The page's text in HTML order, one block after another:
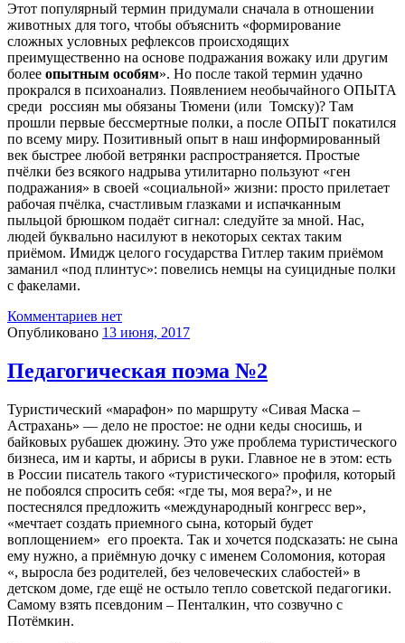
Этот популярный термин придумали сначала в отношении
животных для того, чтобы объяснить «формирование
сложных условных рефлексов происходящих
преимущественно на основе подражания вожаку или другим
более опытным особям». Но после такой термин удачно
прокрался в психоанализ. Появлением необычайного ОПЫТА
среди россиян мы обязаны Тюмени (или Томску)? Там
прошли первые бессмертные полки, а после ОПЫТ покатился
по всему миру. Позитивный опыт в наш информированный
век быстрее любой ветрянки распространяется. Простые
пчёлки без всякого надрыва утилитарно пользуют «ген
подражания» в своей «социальной» жизни: просто прилетает
рабочая пчёлка, счастливым глазками и испачканным
пыльцой брюшком подаёт сигнал: следуйте за мной. Нас,
людей буквально насилуют в некоторых сектах таким
приёмом. Имидж целого государства Гитлер таким приёмом
заманил «под плинтус»: повелись немцы на суицидные полки
с факелами.
Комментариев нет
Опубликовано 13 июня, 2017
Педагогическая поэма №2
Туристический «марафон» по маршруту «Сивая Маска –
Астрахань» — дело не простое: не одни кеды сносишь, и
байковых рубашек дюжину. Это уже проблема туристического
бизнеса, им и карты, и абрисы в руки. Главное не в этом: есть
в России писатель такого «туристического» профиля, который
не побоялся спросить себя: «где ты, моя вера?», и не
постеснялся предложить «международный конгресс вер»,
«мечтает создать приемного сына, который будет
воплощением» его проекта. Так и хочется подсказать: не сына
ему нужно, а приёмную дочку с именем Соломония, которая
«, выросла без родителей, без человеческих слабостей» в
детском доме, где ещё не остыло тепло советской педагогики.
Самому взять псевдоним – Пенталкин, что созвучно с
Потёмкин.